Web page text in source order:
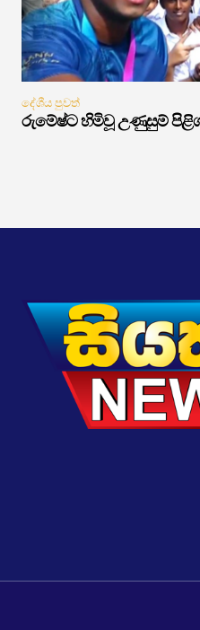
දේශීය පුවත්
රුමේෂ්ට හිමිවූ උණුසුම්